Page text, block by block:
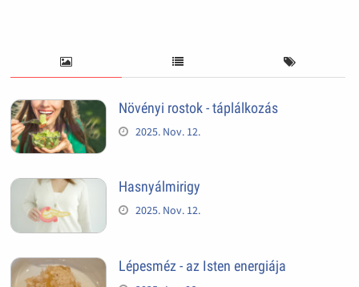
Növényi rostok - táplálkozás
2025. Nov. 12.
Hasnyálmirigy
2025. Nov. 12.
Lépesméz - az Isten energiája